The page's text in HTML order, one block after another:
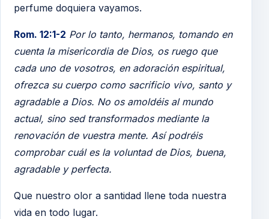
perfume doquiera vayamos.
Rom. 12:1-2 Por lo tanto, hermanos, tomando en
cuenta la misericordia de Dios, os ruego que
cada uno de vosotros, en adoración espiritual,
ofrezca su cuerpo como sacrificio vivo, santo y
agradable a Dios. No os amoldéis al mundo
actual, sino sed transformados mediante la
renovación de vuestra mente. Así podréis
comprobar cuál es la voluntad de Dios, buena,
agradable y perfecta.
Que nuestro olor a santidad llene toda nuestra
vida en todo lugar.